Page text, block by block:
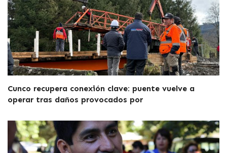
Cunco recupera conexión clave: puente vuelve a
operar tras daños provocados por